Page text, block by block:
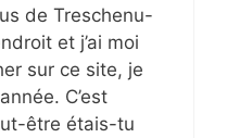
de Treschenu-
et j’ai moi
sur ce site, je
C’est
être étais-tu